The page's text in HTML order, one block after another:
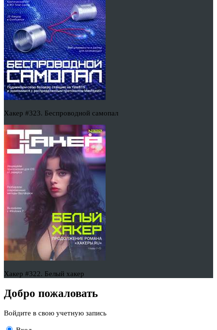
Хакер #323. Беспроводной самопал
Хакер #322. Белый хакер
Добро пожаловать
Войдите в свою учетную запись